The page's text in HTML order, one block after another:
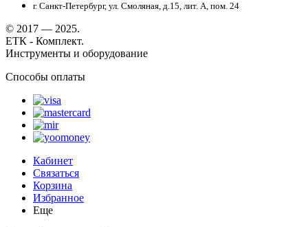
г. Санкт-Петербург, ул. Смоляная, д.15, лит. А, пом. 24
© 2017 — 2025.
ЕТК - Комплект.
Инструменты и оборудование
Способы оплаты
Кабинет
Связаться
Корзина
Избранное
Еще